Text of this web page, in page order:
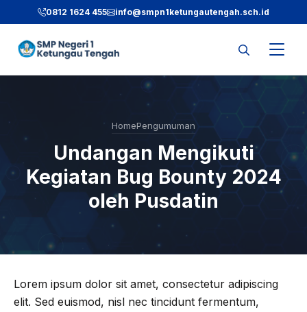
Langsung
ke
0812 1624 455 info@smpn1ketungautengah.sch.id
HomePengumuman
Undangan Mengikuti
Kegiatan Bug Bounty 2024
oleh Pusdatin
Lorem ipsum dolor sit amet, consectetur adipiscing
elit. Sed euismod, nisl nec tincidunt fermentum,